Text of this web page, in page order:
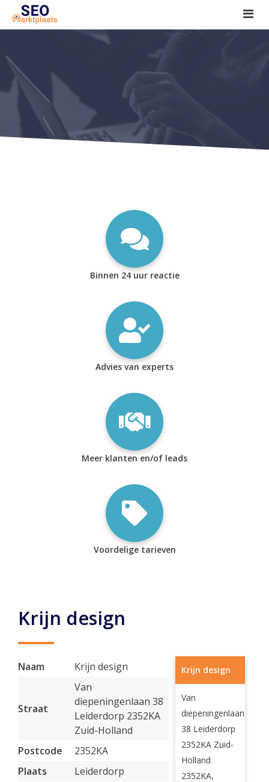
SEO tools reviews
Marketeer bij jou in de buurt?
Offerte
1. Seo voor beginners +
2. Onderzoeken +
Binnen 24 uur reactie
Advies van experts
Meer klanten en/of leads
Voordelige tarieven
Krijn design
Naam Krijn design
Straat
Van
diepeningenlaan 38
Leiderdorp 2352KA
Zuid-Holland
Postcode
2352KA
Plaats
Leiderdorp
Krijn design
Van
diepeningenlaan
38 Leiderdorp
2352KA Zuid-
Holland
2352KA,